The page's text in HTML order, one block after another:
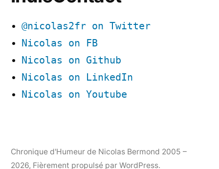
@nicolas2fr on Twitter
Nicolas on FB
Nicolas on Github
Nicolas on LinkedIn
Nicolas on Youtube
Chronique d'Humeur de Nicolas Bermond 2005 –
2026, Fièrement propulsé par WordPress.